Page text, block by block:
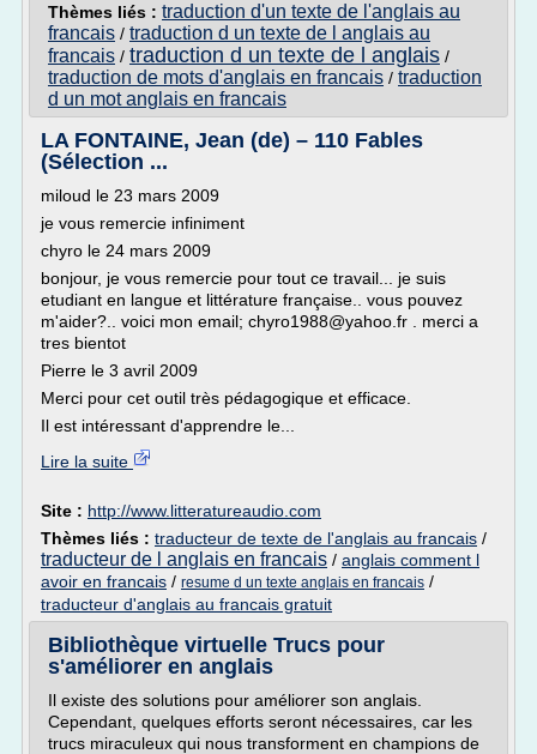
Thèmes liés : traduction d'un texte de l'anglais au
francais / traduction d un texte de l anglais au
francais / traduction d un texte de l anglais /
traduction de mots d'anglais en francais / traduction
d un mot anglais en francais
LA FONTAINE, Jean (de) – 110 Fables
(Sélection ...
miloud le 23 mars 2009
je vous remercie infiniment
chyro le 24 mars 2009
bonjour, je vous remercie pour tout ce travail... je suis
etudiant en langue et littérature française.. vous pouvez
m'aider?.. voici mon email; chyro1988@yahoo.fr . merci a
tres bientot
Pierre le 3 avril 2009
Merci pour cet outil très pédagogique et efficace.
Il est intéressant d'apprendre le...
Lire la suite
Site : http://www.litteratureaudio.com
Thèmes liés : traducteur de texte de l'anglais au francais /
traducteur de l anglais en francais / anglais comment l
avoir en francais / resume d un texte anglais en francais /
traducteur d'anglais au francais gratuit
Bibliothèque virtuelle Trucs pour
s'améliorer en anglais
Il existe des solutions pour améliorer son anglais.
Cependant, quelques efforts seront nécessaires, car les
trucs miraculeux qui nous transforment en champions de